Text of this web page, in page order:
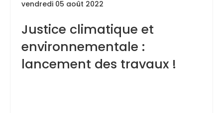
vendredi 05 août 2022
Justice climatique et
environnementale :
lancement des travaux !